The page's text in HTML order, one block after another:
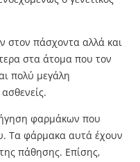
στον πάσχοντα αλλά και
στα άτομα που τον
πολύ μεγάλη
φαρμάκων που
Τα φάρμακα αυτά έχουν
πάθησης. Επίσης,